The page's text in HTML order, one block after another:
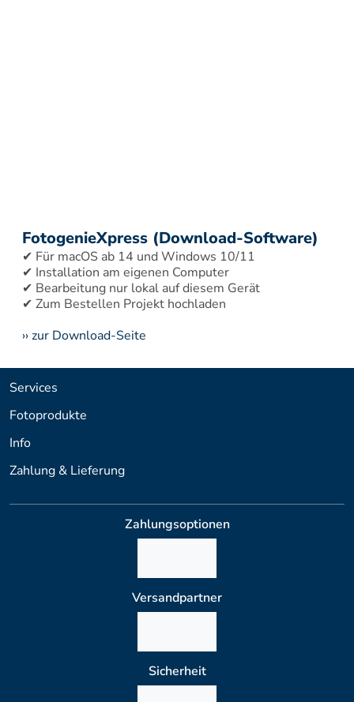
FotogenieXpress (Download-Software)
✔ Für macOS ab 14 und Windows 10/11
✔ Installation am eigenen Computer
✔ Bearbeitung nur lokal auf diesem Gerät
›› zur Download-Seite
Services
Fotoprodukte
Info
Zahlung & Lieferung
Zahlungsoptionen
Versandpartner
Sicherheit